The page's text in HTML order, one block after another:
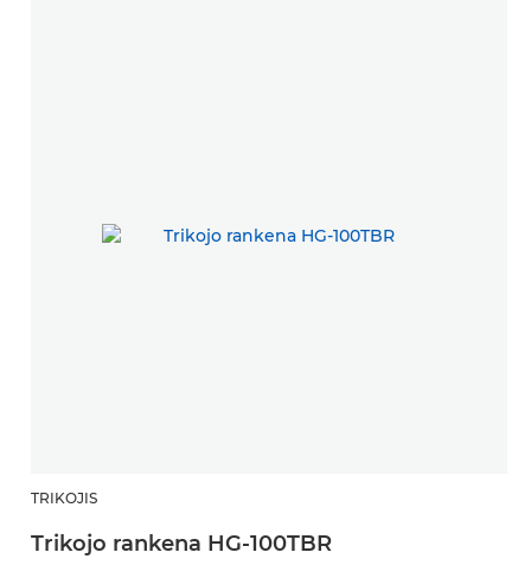
TRIKOJIS
Trikojo rankena HG-100TBR